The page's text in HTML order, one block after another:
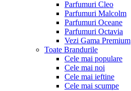
Parfumuri Cleo
Parfumuri Malcolm
Parfumuri Oceane
Parfumuri Octavia
Vezi Gama Premium
Toate Brandurile
Cele mai populare
Cele mai noi
Cele mai ieftine
Cele mai scumpe